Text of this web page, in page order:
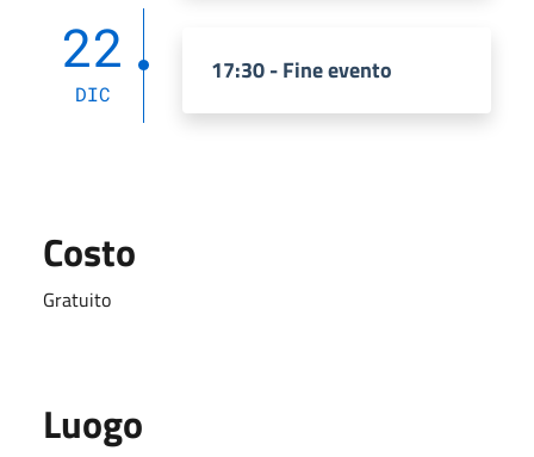
22
DIC
17:30 - Fine evento
Costo
Gratuito
Luogo